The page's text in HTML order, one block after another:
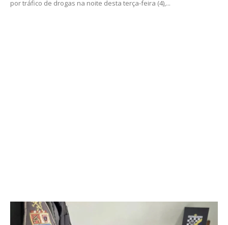
por tráfico de drogas na noite desta terça-feira (4),...